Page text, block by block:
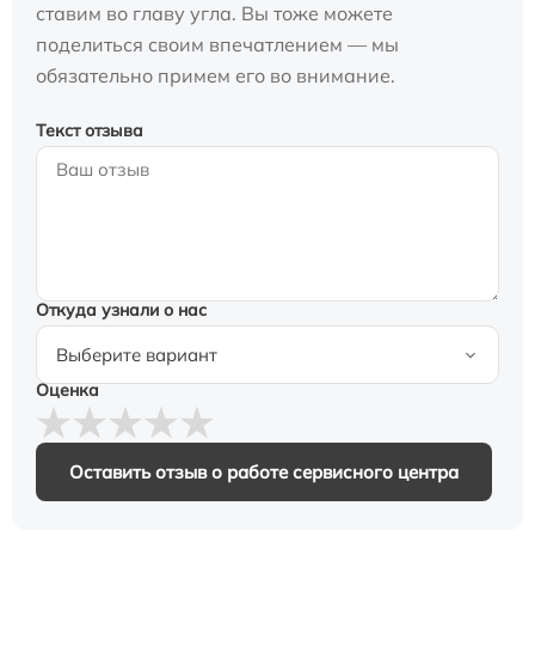
ставим во главу угла. Вы тоже можете
поделиться своим впечатлением — мы
обязательно примем его во внимание.
Текст отзыва
Откуда узнали о нас
Оценка
Оставить отзыв о работе сервисного центра